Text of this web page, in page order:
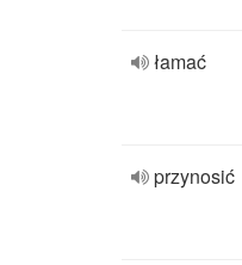
łamać
przynosić